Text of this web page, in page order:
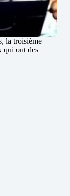
la troisième
qui ont des